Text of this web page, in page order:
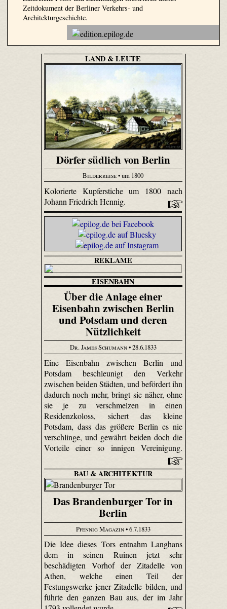
Zeitdokument der Berliner Verkehrs- und
Architekturgeschichte.
LAND & LEUTE
Dörfer südlich von Berlin
Bilderreise• um 1800
Kolorierte Kupferstiche um 1800 nach
Johann Friedrich Hennig.
REKLAME
EISENBAHN
Über die Anlage einer
Eisenbahn zwischen Berlin
und Potsdam und deren
Nützlichkeit
Dr. James Schumann• 28.6.1833
Eine Eisenbahn zwischen Berlin und
Potsdam beschleunigt den Verkehr
zwischen beiden Städten, und befördert ihn
dadurch noch mehr, bringt sie näher, ohne
sie je zu verschmelzen in einen
Residenzkoloss, sichert das kleine
Potsdam, dass das größere Berlin es nie
verschlinge, und gewährt beiden doch die
Vorteile einer so innigen Vereinigung.
BAU & ARCHITEKTUR
Das Brandenburger Tor in
Berlin
Pfennig Magazin• 6.7.1833
Die Idee dieses Tors entnahm Langhans
dem in seinen Ruinen jetzt sehr
beschädigten Vorhof der Zitadelle von
Athen, welche einen Teil der
Festungswerke jener Zitadelle bilden, und
führte den ganzen Bau aus, der im Jahr